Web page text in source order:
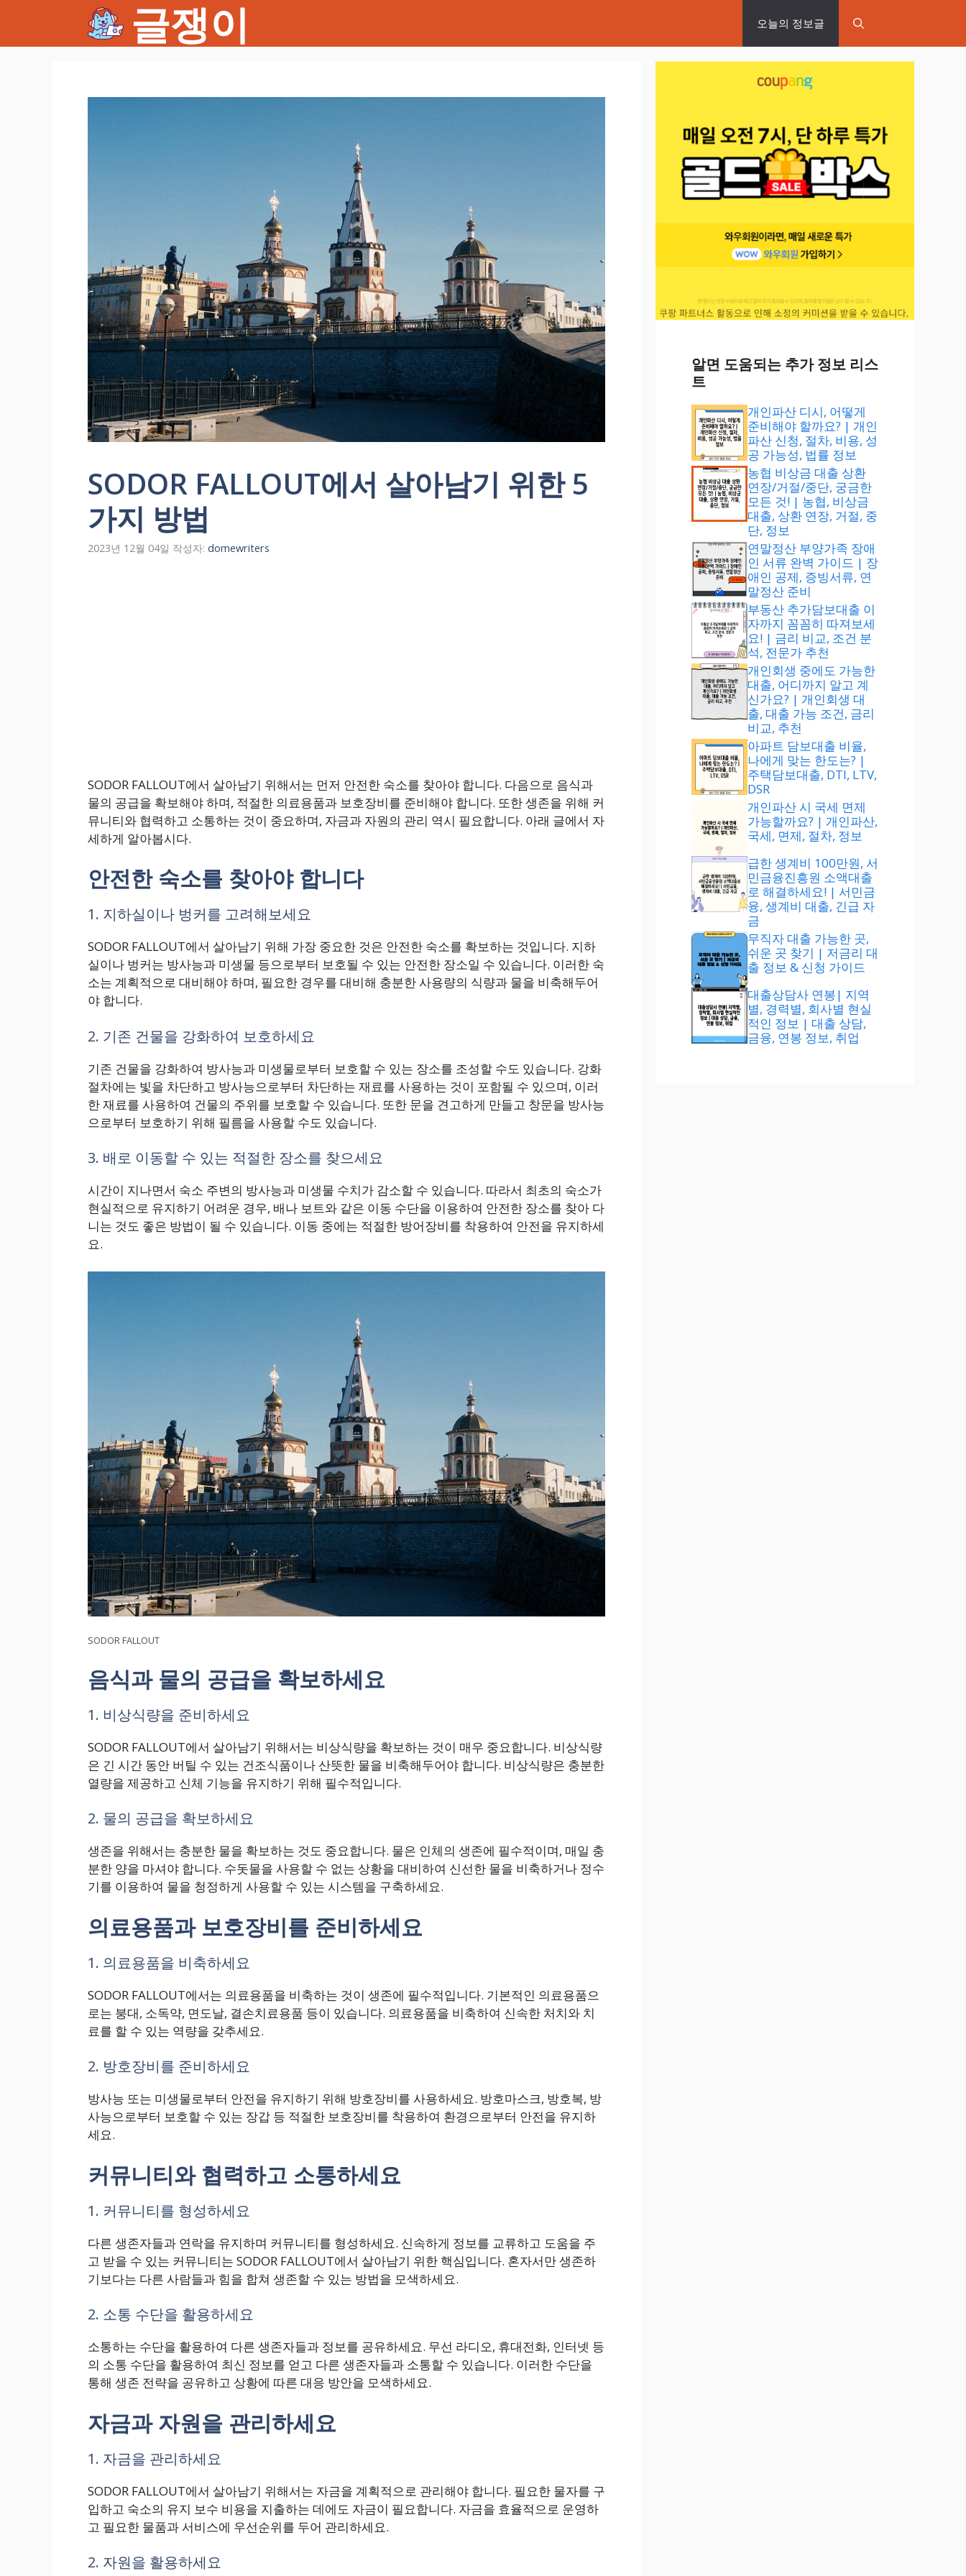
츠
글쟁이 오늘의 정보글
SODOR FALLOUT에서 살아남기 위한 5
가지 방법
2023년 12월 04일 작성자: domewriters
SODOR FALLOUT에서 살아남기 위해서는 먼저 안전한 숙소를 찾아야 합니다. 다음으로 음식과
물의 공급을 확보해야 하며, 적절한 의료용품과 보호장비를 준비해야 합니다. 또한 생존을 위해 커
뮤니티와 협력하고 소통하는 것이 중요하며, 자금과 자원의 관리 역시 필요합니다. 아래 글에서 자
세하게 알아봅시다.
안전한 숙소를 찾아야 합니다
1. 지하실이나 벙커를 고려해보세요
SODOR FALLOUT에서 살아남기 위해 가장 중요한 것은 안전한 숙소를 확보하는 것입니다. 지하
실이나 벙커는 방사능과 미생물 등으로부터 보호될 수 있는 안전한 장소일 수 있습니다. 이러한 숙
소는 계획적으로 대비해야 하며, 필요한 경우를 대비해 충분한 사용량의 식량과 물을 비축해두어
야 합니다.
2. 기존 건물을 강화하여 보호하세요
기존 건물을 강화하여 방사능과 미생물로부터 보호할 수 있는 장소를 조성할 수도 있습니다. 강화
절차에는 빛을 차단하고 방사능으로부터 차단하는 재료를 사용하는 것이 포함될 수 있으며, 이러
한 재료를 사용하여 건물의 주위를 보호할 수 있습니다. 또한 문을 견고하게 만들고 창문을 방사능
으로부터 보호하기 위해 필름을 사용할 수도 있습니다.
3. 배로 이동할 수 있는 적절한 장소를 찾으세요
시간이 지나면서 숙소 주변의 방사능과 미생물 수치가 감소할 수 있습니다. 따라서 최초의 숙소가
현실적으로 유지하기 어려운 경우, 배나 보트와 같은 이동 수단을 이용하여 안전한 장소를 찾아 다
니는 것도 좋은 방법이 될 수 있습니다. 이동 중에는 적절한 방어장비를 착용하여 안전을 유지하세
요.
SODOR FALLOUT
음식과 물의 공급을 확보하세요
1. 비상식량을 준비하세요
SODOR FALLOUT에서 살아남기 위해서는 비상식량을 확보하는 것이 매우 중요합니다. 비상식량
은 긴 시간 동안 버틸 수 있는 건조식품이나 산뜻한 물을 비축해두어야 합니다. 비상식량은 충분한
열량을 제공하고 신체 기능을 유지하기 위해 필수적입니다.
2. 물의 공급을 확보하세요
생존을 위해서는 충분한 물을 확보하는 것도 중요합니다. 물은 인체의 생존에 필수적이며, 매일 충
분한 양을 마셔야 합니다. 수돗물을 사용할 수 없는 상황을 대비하여 신선한 물을 비축하거나 정수
기를 이용하여 물을 청정하게 사용할 수 있는 시스템을 구축하세요.
의료용품과 보호장비를 준비하세요
1. 의료용품을 비축하세요
SODOR FALLOUT에서는 의료용품을 비축하는 것이 생존에 필수적입니다. 기본적인 의료용품으
로는 붕대, 소독약, 면도날, 결손치료용품 등이 있습니다. 의료용품을 비축하여 신속한 처치와 치
료를 할 수 있는 역량을 갖추세요.
2. 방호장비를 준비하세요
방사능 또는 미생물로부터 안전을 유지하기 위해 방호장비를 사용하세요. 방호마스크, 방호복, 방
사능으로부터 보호할 수 있는 장갑 등 적절한 보호장비를 착용하여 환경으로부터 안전을 유지하
세요.
커뮤니티와 협력하고 소통하세요
1. 커뮤니티를 형성하세요
다른 생존자들과 연락을 유지하며 커뮤니티를 형성하세요. 신속하게 정보를 교류하고 도움을 주
고 받을 수 있는 커뮤니티는 SODOR FALLOUT에서 살아남기 위한 핵심입니다. 혼자서만 생존하
기보다는 다른 사람들과 힘을 합쳐 생존할 수 있는 방법을 모색하세요.
2. 소통 수단을 활용하세요
소통하는 수단을 활용하여 다른 생존자들과 정보를 공유하세요. 무선 라디오, 휴대전화, 인터넷 등
의 소통 수단을 활용하여 최신 정보를 얻고 다른 생존자들과 소통할 수 있습니다. 이러한 수단을
통해 생존 전략을 공유하고 상황에 따른 대응 방안을 모색하세요.
자금과 자원을 관리하세요
1. 자금을 관리하세요
SODOR FALLOUT에서 살아남기 위해서는 자금을 계획적으로 관리해야 합니다. 필요한 물자를 구
입하고 숙소의 유지 보수 비용을 지출하는 데에도 자금이 필요합니다. 자금을 효율적으로 운영하
고 필요한 물품과 서비스에 우선순위를 두어 관리하세요.
2. 자원을 활용하세요
알면 도움되는 추가 정보 리스
트
개인파산 디시, 어떻게
준비해야 할까요? | 개인
파산 신청, 절차, 비용, 성
공 가능성, 법률 정보
농협 비상금 대출 상환
연장/거절/중단, 궁금한
모든 것! | 농협, 비상금
대출, 상환 연장, 거절, 중
단, 정보
연말정산 부양가족 장애
인 서류 완벽 가이드 | 장
애인 공제, 증빙서류, 연
말정산 준비
부동산 추가담보대출 이
자까지 꼼꼼히 따져보세
요! | 금리 비교, 조건 분
석, 전문가 추천
개인회생 중에도 가능한
대출, 어디까지 알고 계
신가요? | 개인회생 대
출, 대출 가능 조건, 금리
비교, 추천
아파트 담보대출 비율,
나에게 맞는 한도는? |
주택담보대출, DTI, LTV,
DSR
개인파산 시 국세 면제
가능할까요? | 개인파산,
국세, 면제, 절차, 정보
급한 생계비 100만원, 서
민금융진흥원 소액대출
로 해결하세요! | 서민금
융, 생계비 대출, 긴급 자
금
무직자 대출 가능한 곳,
쉬운 곳 찾기 | 저금리 대
출 정보 & 신청 가이드
대출상담사 연봉| 지역
별, 경력별, 회사별 현실
적인 정보 | 대출 상담,
금융, 연봉 정보, 취업